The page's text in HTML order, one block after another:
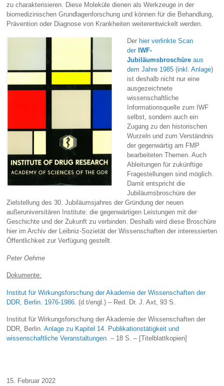
zu charakterisieren. Diese Moleküle dienen als Werkzeuge in der
biomedizinischen Grundlagenforschung und können für die Behandlung,
Prävention oder Diagnose von Krankheiten weiterentwickelt werden.
Der hier verlinkte Scan
der IWF-
Jubiläumsbroschüre aus
dem Jahre 1985 (inkl. Anlage)
ist deshalb nicht nur eine
ausgezeichnete
wissenschaftliche
Informationsquelle zum IWF
selbst, sondern auch ein
Zugang zu den historischen
Wurzeln und zum Verständnis
der gegenwärtig am FMP
bearbeiteten Themen. Auch
Ableitungen für zukünftige
Fragestellungen sind möglich.
Damit entspricht die
Jubiläumsbroschüre der
Zielstellung des 30. Jubiläumsjahres der Gründung der neuen
außeruniversitären Institute: die gegenwärtigen Leistungen mit der
Geschichte und der Zukunft zu verbinden. Deshalb wird diese Broschüre
hier im Archiv der Leibniz-Sozietät der Wissenschaften der interessierten
Öffentlichkeit zur Verfügung gestellt.
Peter Oehme
Dokumente:
Institut für Wirkungsforschung der Akademie der Wissenschaften der
DDR, Berlin . 1976-1986. (d.t/engl.) – Red. Dr. J. Axt, 93 S.
Institut für Wirkungsforschung der Akademie der Wissenschaften der
DDR, Berlin.Anlage zu Kapitel 14. Publikationstätigkeit und
wissenschaftliche Veranstaltungen. – 18 S. – [Titelblattkopien]
15. Februar 2022